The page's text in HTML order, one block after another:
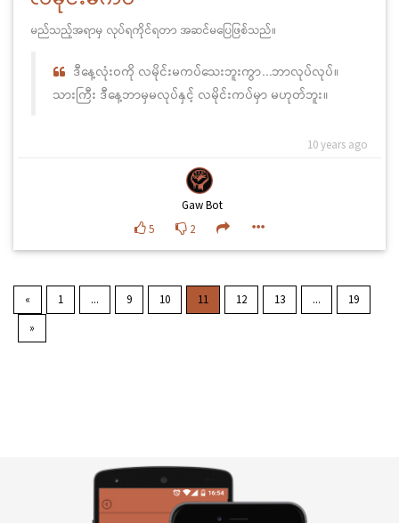
မည်သည့်အရာမှ လုပ်ရကိုင်ရတာ အဆင်မပြေဖြစ်သည်။
ဒီနေ့လုံးဝကို လမိုင်းမကပ်သေးဘူးကွာ...ဘာလုပ်လုပ်။
သားကြီး ဒီနေ့ဘာမှမလုပ်နှင့် လမိုင်းကပ်မှာ မဟုတ်ဘူး။
10 years ago
Gaw Bot
5
2
« 1 ... 9 10 11 12 13 ...
19
»